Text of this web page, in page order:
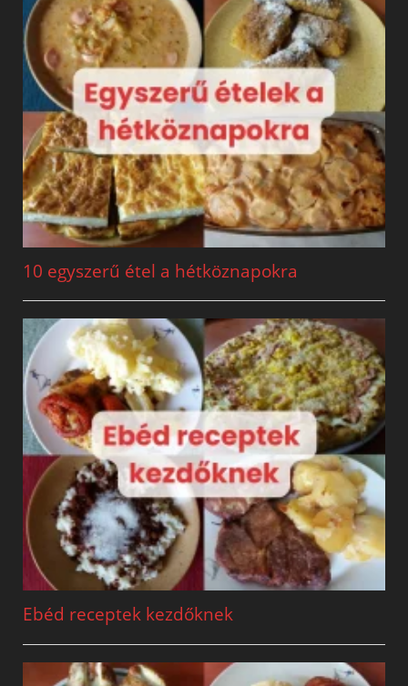
10 egyszerű étel a hétköznapokra
Ebéd receptek kezdőknek